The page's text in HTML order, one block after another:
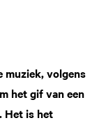
muziek, volgens
het gif van een
Het is het